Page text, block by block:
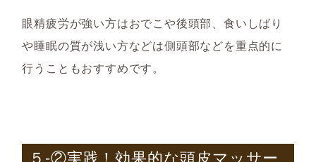
眼精疲労が強い方はおでこや後頭部、食いしばり
や睡眠の質が浅い方などは側頭部などを重点的に
行うこともおすすめです。
５-②実践！効果的な頭皮マッサー